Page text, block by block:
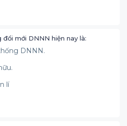
đổi mới DNNN hiện nay là:
DNNN.
lí